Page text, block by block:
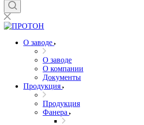
О заводе
О заводе
О компании
Документы
Продукция
Продукция
Фанера